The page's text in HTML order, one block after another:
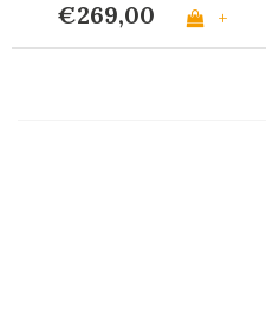
€269,00 +